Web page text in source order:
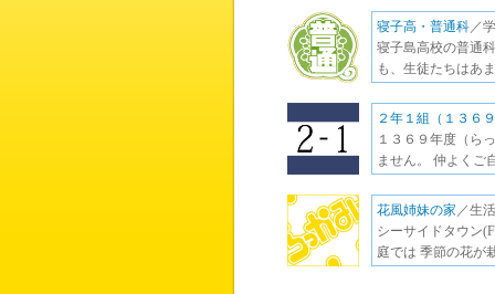
寝子高・普通科／
寝子島高校の普通
も、生徒たちはあ
２年１組（１３６
１３６９年度（ら
ません。 仲よくご
花風姉妹の家 ／生
シーサイドタウン
庭では 季節の花が